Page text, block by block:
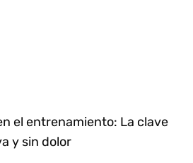
el entrenamiento: La clave
y sin dolor